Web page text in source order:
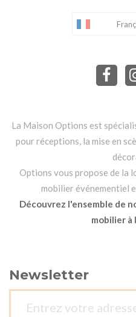
La Maison Options est
pour réceptions, la mise en
Options vous propose de la
mobilier événementiel
Découvrez l'ensemble de
mobilier à
Newsletter